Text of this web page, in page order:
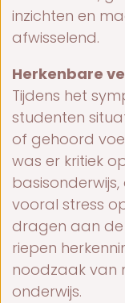
inzichten en
afwisselend.
Herkenbare
Tijdens het
studenten
of gehoord
was er kritiek
vooral stress
dragen aan de
riepen
noodzaak van
onderwijs.